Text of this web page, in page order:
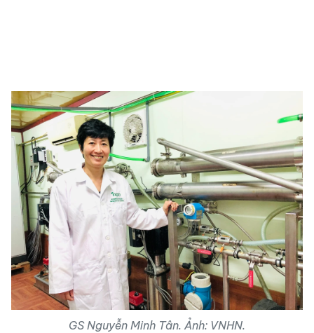
GS Nguyễn Minh Tân. Ảnh: VNHN.